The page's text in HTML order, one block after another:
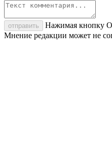
отправить Нажимая кнопку
Мнение редакции может не